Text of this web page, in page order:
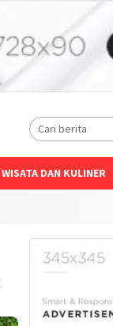
WISATA DAN KULINER